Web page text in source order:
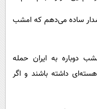
ساده می‌دهم که امشب
دوباره به ایران حمله
داشته باشند و اگر